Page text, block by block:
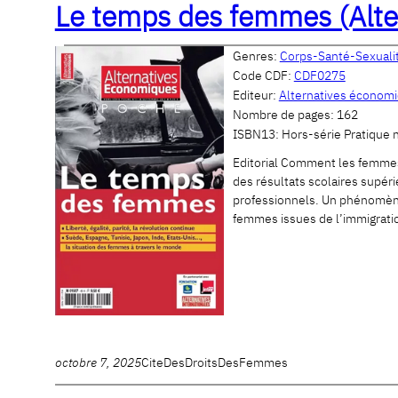
Le temps des femmes
Genres: Corps-Santé-
Code CDF: CDF0275
Editeur: Alternatives
Nombre de pages: 162
ISBN13: Hors-série Pratique
Editorial Comment les
des résultats scolaires
professionnels. Un
femmes issues de
octobre 7, 2025CiteDesDroitsDesFemmes